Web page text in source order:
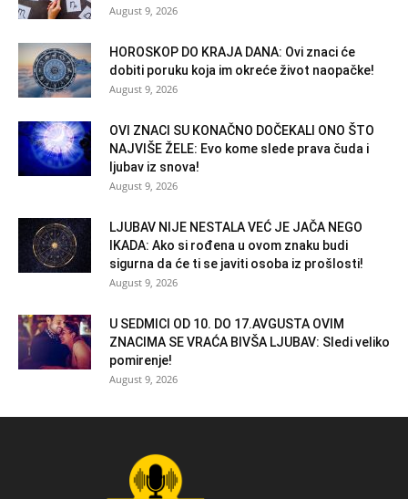
August 9, 2026
HOROSKOP DO KRAJA DANA: Ovi znaci će
dobiti poruku koja im okreće život naopačke!
August 9, 2026
OVI ZNACI SU KONAČNO DOČEKALI ONO ŠTO
NAJVIŠE ŽELE: Evo kome slede prava čuda i
ljubav iz snova!
August 9, 2026
LJUBAV NIJE NESTALA VEĆ JE JAČA NEGO
IKADA: Ako si rođena u ovom znaku budi
sigurna da će ti se javiti osoba iz prošlosti!
August 9, 2026
U SEDMICI OD 10. DO 17.AVGUSTA OVIM
ZNACIMA SE VRAĆA BIVŠA LJUBAV: Sledi veliko
pomirenje!
August 9, 2026